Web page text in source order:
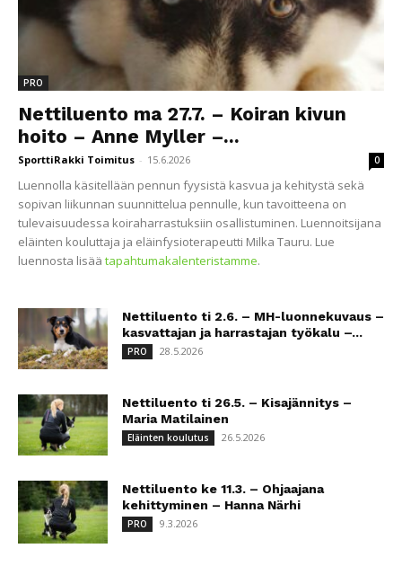
PRO
Nettiluento ma 27.7. – Koiran kivun
hoito – Anne Myller –...
SporttiRakki Toimitus - 15.6.2026 0
Luennolla käsitellään pennun fyysistä kasvua ja kehitystä sekä
sopivan liikunnan suunnittelua pennulle, kun tavoitteena on
tulevaisuudessa koiraharrastuksiin osallistuminen. Luennoitsijana
eläinten kouluttaja ja eläinfysioterapeutti Milka Tauru. Lue
luennosta lisää tapahtumakalenteristamme.
Nettiluento ti 2.6. – MH-luonnekuvaus –
kasvattajan ja harrastajan työkalu –...
PRO 28.5.2026
Nettiluento ti 26.5. – Kisajännitys –
Maria Matilainen
Eläinten koulutus 26.5.2026
Nettiluento ke 11.3. – Ohjaajana
kehittyminen – Hanna Närhi
PRO 9.3.2026